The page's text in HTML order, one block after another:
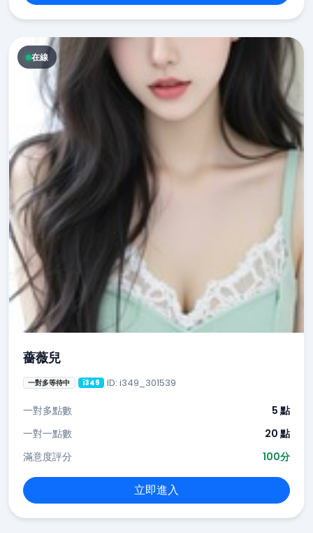
在線
薔薇兒
一對多等待中 i349 ID: i349_301539
一對多點數
5 點
一對一點數
20 點
滿意度評分
100分
立即進入